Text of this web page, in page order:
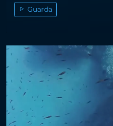
Guarda